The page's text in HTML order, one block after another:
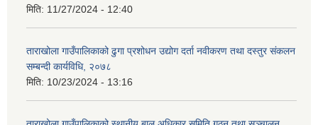
मिति: 11/27/2024 - 12:40
ताराखोला गाउँपालिकाको ढुगा प्रशोधन उद्योग दर्ता नवीकरण तथा दस्तुर संकलन
सम्बन्दी कार्यविधि, २०७८
मिति: 10/23/2024 - 13:16